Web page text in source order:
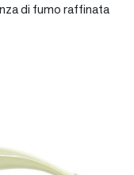
di fumo raffinata